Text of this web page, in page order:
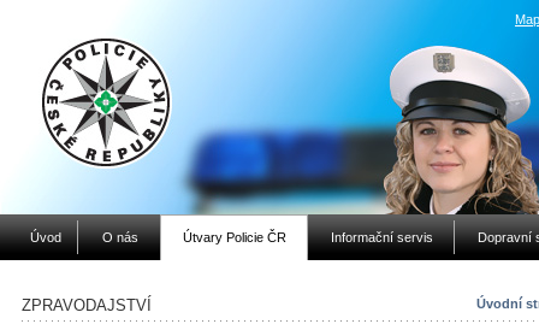
Úvod O nás Útvary Policie ČR Informační servis Dopravní
Úvodní
ZPRAVODAJSTVÍ